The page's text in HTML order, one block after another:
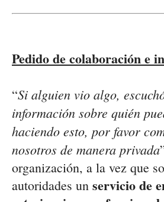
Pedido de colaboración e
“Si alguien vio algo,
información sobre quién
haciendo esto, por favor
nosotros de manera privada
organización, a la vez que
autoridades un servicio de